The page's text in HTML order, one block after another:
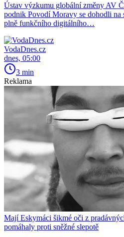
Ústav výzkumu globální změny AV
podnik Povodí Moravy se dohodli na
plně funkčního digitálního…
VodaDnes.cz
dnes, 05:00
3 min
Reklama
Mají Eskymáci šikmé oči z
pomáhaly proti sněžné slepotě